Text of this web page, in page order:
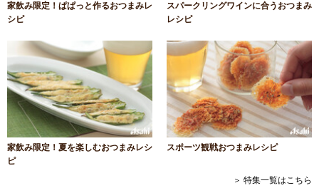
家飲み限定！ぱぱっと作るおつまみレ
シピ
スパークリングワインに合うおつまみ
レシピ
家飲み限定！夏を楽しむおつまみレシ
ピ
スポーツ観戦おつまみレシピ
＞ 特集一覧はこちら